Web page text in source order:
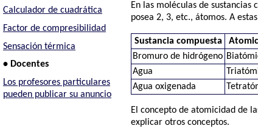
Calculador de cuadrática
Factor de compresibilidad
Sensación térmica
• Docentes
Los profesores particulares
pueden publicar su anuncio
En las moléculas de
posea 2, 3, etc., átomos. A
Sustancia compuesta
Bromuro de hidrógeno
Agua
Agua oxigenada
El concepto de atomicidad de
explicar otros conceptos.